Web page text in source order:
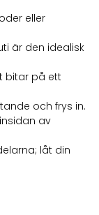
eller
är den idealisk
bitar på ett
och frys in.
av
låt din